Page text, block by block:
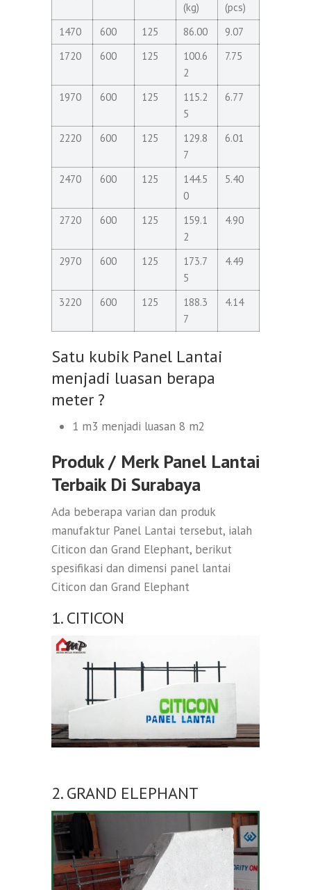
(kg)
(pcs)
1470
600 125 86.00
9.07
1720
600 125
100.6
2
7.75
1970 600 125
115.2
5
6.77
2220 600 125
129.8
7
6.01
2470 600 125
144.5
0
5.40
2720 600 125
159.1
2
4.90
2970 600 125
173.7
5
4.49
3220 600 125
188.3
7
4.14
Satu kubik Panel Lantai
menjadi luasan berapa
meter ?
1 m3 menjadi luasan 8 m2
Produk / Merk Panel Lantai
Terbaik Di Surabaya
Ada beberapa varian dan produk
manufaktur Panel Lantai tersebut, ialah
Citicon dan Grand Elephant, berikut
spesifikasi dan dimensi panel lantai
Citicon dan Grand Elephant
1. CITICON
2. GRAND ELEPHANT